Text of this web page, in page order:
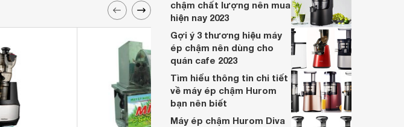
cầu. Khám phá ngay!
chậm chất lượng nên mua
hiện nay 2023
Gợi ý 3 thương hiệu máy
ép chậm nên dùng cho
quán cafe 2023
Tìm hiểu thông tin chi tiết
về máy ép chậm Hurom
bạn nên biết
Máy ép chậm Hurom Diva